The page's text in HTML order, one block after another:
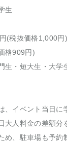
生
(税抜価格1,000円)
格909円)
・短大生・大学
、イベント当日
大人料金の差額分
め、駐車場も予